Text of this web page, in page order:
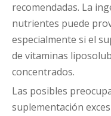
recomendadas. La
nutrientes puede
especialmente si el
de vitaminas
concentrados.
Las posibles
suplementación